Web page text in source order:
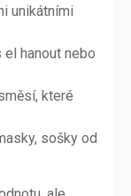
unikátními
hanout nebo
které
sošky od